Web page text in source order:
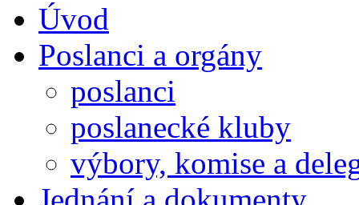
Úvod
Poslanci a orgány
poslanci
poslanecké kluby
výbory, komise a